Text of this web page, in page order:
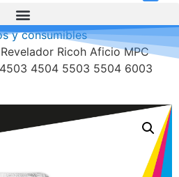
y consumibles
Ricoh Aficio MPC
4504 5503 5504 6003